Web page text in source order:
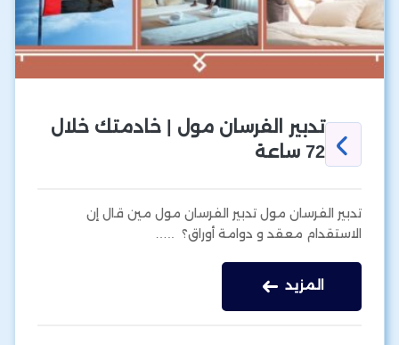
تدبير الفرسان مول | خادمتك خلال
72 ساعة
تدبير الفرسان مول تدبير الفرسان مول مين قال إن
الاستقدام معقد و دوامة أوراق؟ ..…
المزيد